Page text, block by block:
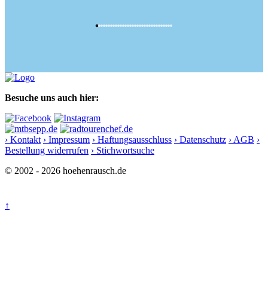
Besuche uns auch hier:
› Kontakt › Impressum › Haftungsausschluss › Datenschutz › AGB ›
Bestellung widerrufen › Stichwortsuche
© 2002 - 2026 hoehenrausch.de
↑